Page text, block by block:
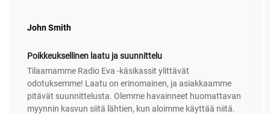
John Smith
Poikkeuksellinen laatu ja suunnittelu
Tilaamamme Radio Eva -käsikassit ylittävät
odotuksemme! Laatu on erinomainen, ja asiakkaamme
pitävät suunnittelusta. Olemme havainneet huomattavan
myynnin kasvun siitä lähtien, kun aloimme käyttää niitä.